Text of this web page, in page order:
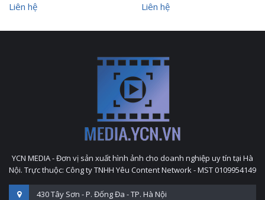
Liên hệ Liên hệ
YCN MEDIA - Đơn vị sản xuất hình ảnh cho doanh nghiệp uy tín tại Hà
Nội. Trực thuộc: Công ty TNHH Yêu Content Network - MST 0109954149
430 Tây Sơn - P. Đống Đa - TP. Hà Nội